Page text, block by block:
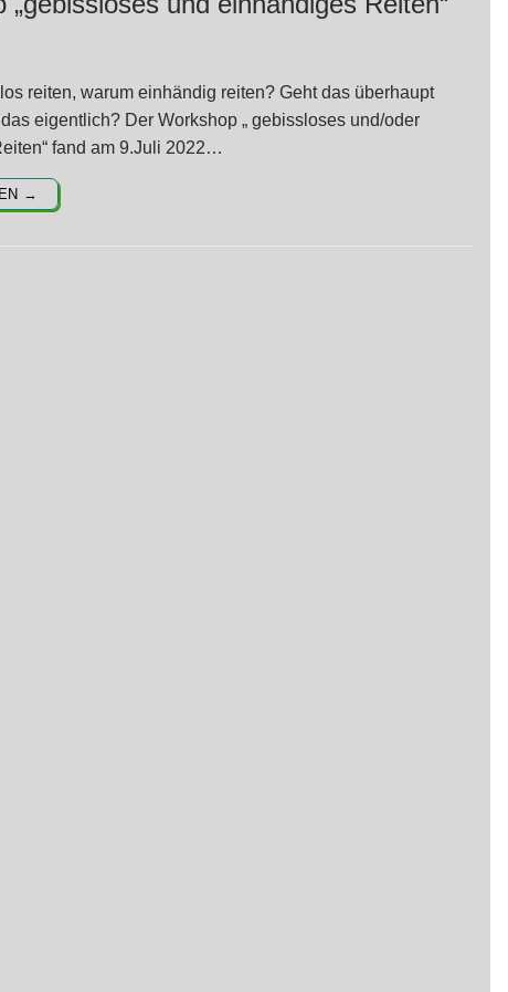
reiten, warum einhändig reiten? Geht das überhaupt
eigentlich? Der Workshop „ gebissloses und/oder
fand am 9.Juli 2022…
→